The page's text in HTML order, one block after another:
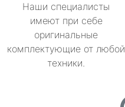
Наши специалисты
имеют при себе
оригинальные
комплектующие от любой
техники.